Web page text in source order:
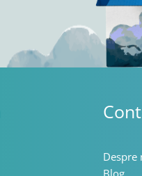
Despre